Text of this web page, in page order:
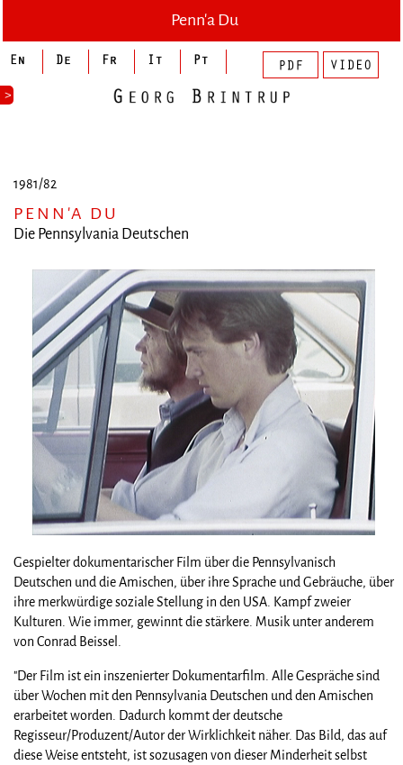
>
Penn'a Du
1981/82
PENN'A DU
Die Pennsylvania Deutschen
Gespielter dokumentarischer Film über die Pennsylvanisch
Deutschen und die Amischen, über ihre Sprache und Gebräuche, über
ihre merkwürdige soziale Stellung in den USA. Kampf zweier
Kulturen. Wie immer, gewinnt die stärkere. Musik unter anderem
von Conrad Beissel.
"Der Film ist ein inszenierter Dokumentarfilm. Alle Gespräche sind
über Wochen mit den Pennsylvania Deutschen und den Amischen
erarbeitet worden. Dadurch kommt der deutsche
Regisseur/Produzent/Autor der Wirklichkeit näher. Das Bild, das auf
diese Weise entsteht, ist sozusagen von dieser Minderheit selbst